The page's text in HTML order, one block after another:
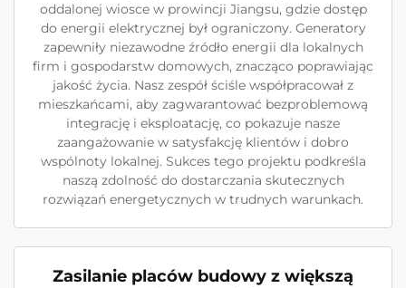
oddalonej wiosce w prowincji Jiangsu, gdzie dostęp
do energii elektrycznej był ograniczony. Generatory
zapewniły niezawodne źródło energii dla lokalnych
firm i gospodarstw domowych, znacząco poprawiając
jakość życia. Nasz zespół ściśle współpracował z
mieszkańcami, aby zagwarantować bezproblemową
integrację i eksploatację, co pokazuje nasze
zaangażowanie w satysfakcję klientów i dobro
wspólnoty lokalnej. Sukces tego projektu podkreśla
naszą zdolność do dostarczania skutecznych
rozwiązań energetycznych w trudnych warunkach.
Zasilanie placów budowy z większą